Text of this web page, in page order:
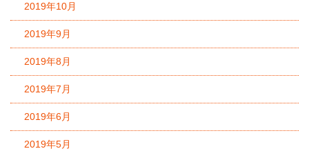
2019年10月
2019年9月
2019年8月
2019年7月
2019年6月
2019年5月